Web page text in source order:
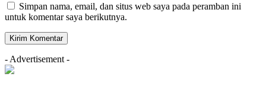
Simpan nama, email, dan situs web saya pada peramban ini
untuk komentar saya berikutnya.
- Advertisement -